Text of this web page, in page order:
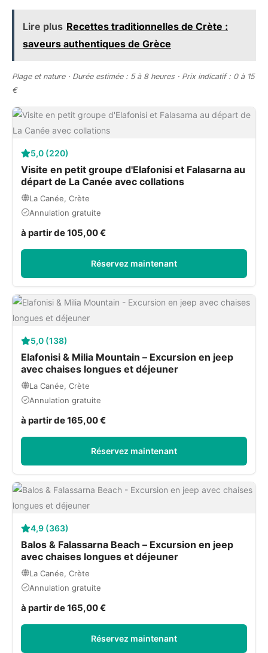
Lire plus Recettes traditionnelles de Crète :
saveurs authentiques de Grèce
Plage et nature · Durée estimée : 5 à 8 heures · Prix indicatif : 0 à 15
€
5,0 (220)
Visite en petit groupe d'Elafonisi et Falasarna au
départ de La Canée avec collations
La Canée, Crète
Annulation gratuite
à partir de 105,00 €
Réservez maintenant
5,0 (138)
Elafonisi & Milia Mountain – Excursion en jeep
avec chaises longues et déjeuner
La Canée, Crète
Annulation gratuite
à partir de 165,00 €
Réservez maintenant
4,9 (363)
Balos & Falassarna Beach – Excursion en jeep
avec chaises longues et déjeuner
La Canée, Crète
Annulation gratuite
à partir de 165,00 €
Réservez maintenant